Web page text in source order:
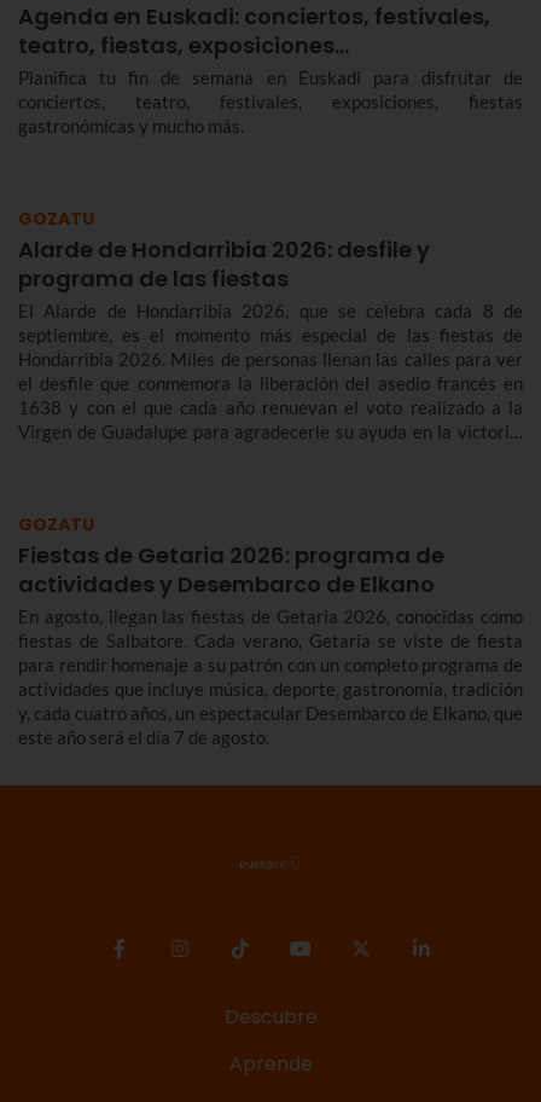
Agenda en Euskadi: conciertos, festivales,
teatro, fiestas, exposiciones…
Planifica tu fin de semana en Euskadi para disfrutar de
conciertos, teatro, festivales, exposiciones, fiestas
gastronómicas y mucho más.
GOZATU
Alarde de Hondarribia 2026: desfile y
programa de las fiestas
El Alarde de Hondarribia 2026, que se celebra cada 8 de
septiembre, es el momento más especial de las fiestas de
Hondarribia 2026. Miles de personas llenan las calles para ver
el desfile que conmemora la liberación del asedio francés en
1638 y con el que cada año renuevan el voto realizado a la
Virgen de Guadalupe para agradecerle su ayuda en la victoria.
septiembre.
GOZATU
Fiestas de Getaria 2026: programa de
actividades y Desembarco de Elkano
En agosto, llegan las fiestas de Getaria 2026, conocidas como
fiestas de Salbatore. Cada verano, Getaria se viste de fiesta
para rendir homenaje a su patrón con un completo programa de
actividades que incluye música, deporte, gastronomía, tradición
y, cada cuatro años, un espectacular Desembarco de Elkano, que
este año será el día 7 de agosto.
Descubre
Aprende